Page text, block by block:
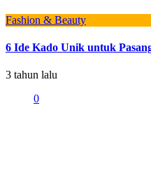
Fashion & Beauty
6 Ide Kado Unik untuk
3 tahun lalu
0